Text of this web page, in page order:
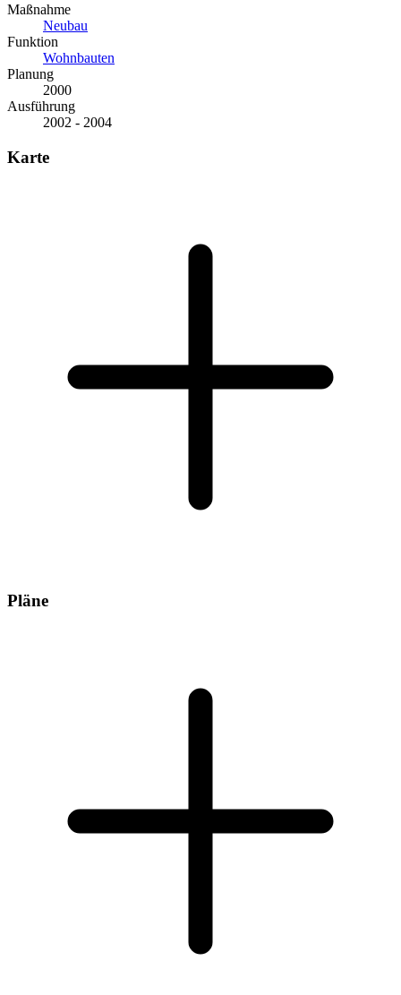
Maßnahme
Neubau
Funktion
Wohnbauten
Planung
2000
Ausführung
2002 - 2004
Karte
Pläne